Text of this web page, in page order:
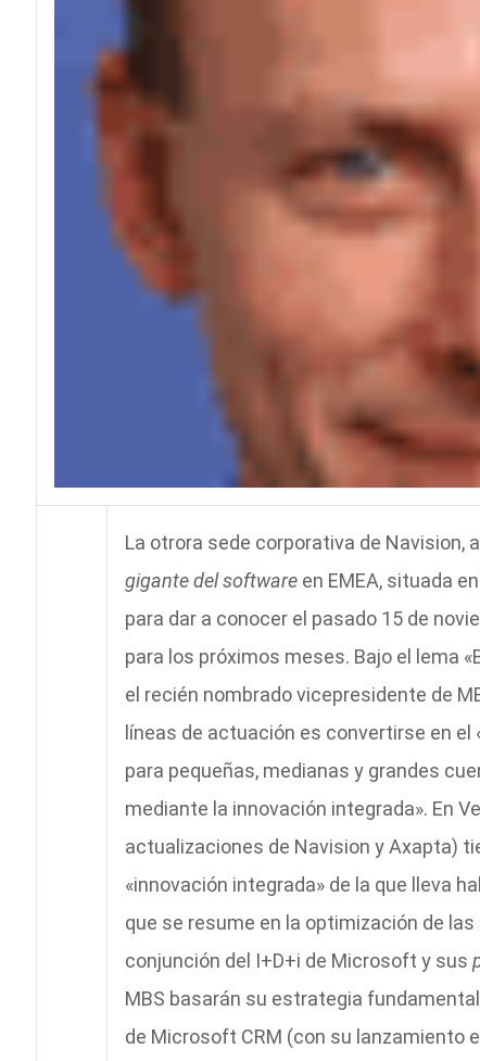
La otrora sede corporativa de Navision,
gigante del softwareen EMEA, situada
para dar a conocer el pasado 15 de
para los próximos meses. Bajo el lema
el recién nombrado vicepresidente de
líneas de actuación es convertirse en
para pequeñas, medianas y grandes
mediante la innovación integrada». En
actualizaciones de Navision y Axapta)
«innovación integrada» de la que lleva
que se resume en la optimización de
conjunción del I+D+i de Microsoft y sus
MBS basarán su estrategia
de Microsoft CRM (con su lanzamiento